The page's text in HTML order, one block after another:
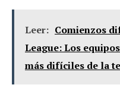
Leer: Comienzos
League: Los
más difíciles de la